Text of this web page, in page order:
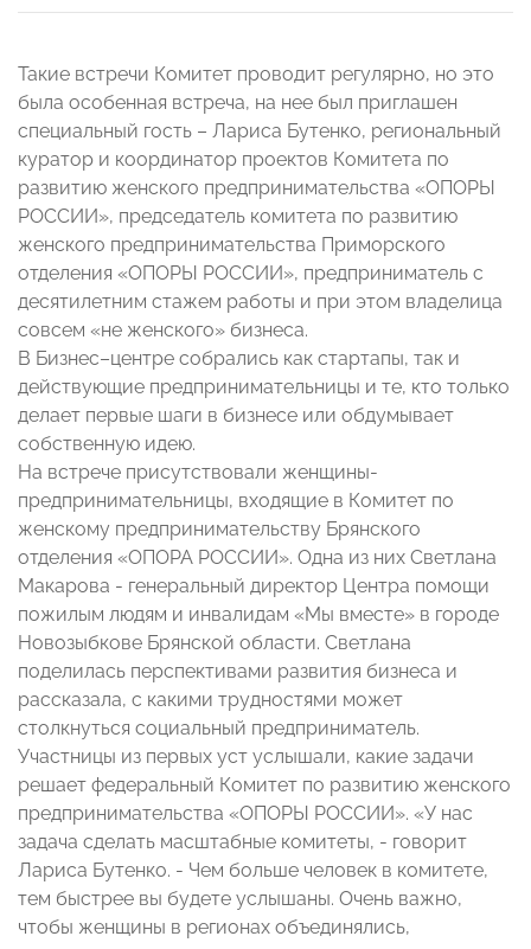
Такие встречи Комитет проводит регулярно, но это
была особенная встреча, на нее был приглашен
специальный гость – Лариса Бутенко, региональный
куратор и координатор проектов Комитета по
развитию женского предпринимательства «ОПОРЫ
РОССИИ», председатель комитета по развитию
женского предпринимательства Приморского
отделения «ОПОРЫ РОССИИ», предприниматель с
десятилетним стажем работы и при этом владелица
совсем «не женского» бизнеса.
В Бизнес–центре собрались как стартапы, так и
действующие предпринимательницы и те, кто только
делает первые шаги в бизнесе или обдумывает
собственную идею.
На встрече присутствовали женщины-
предпринимательницы, входящие в Комитет по
женскому предпринимательству Брянского
отделения «ОПОРА РОССИИ». Одна из них Светлана
Макарова - генеральный директор Центра помощи
пожилым людям и инвалидам «Мы вместе» в городе
Новозыбкове Брянской области. Светлана
поделилась перспективами развития бизнеса и
рассказала, с какими трудностями может
столкнуться социальный предприниматель.
Участницы из первых уст услышали, какие задачи
решает федеральный Комитет по развитию женского
предпринимательства «ОПОРЫ РОССИИ». «У нас
задача сделать масштабные комитеты, - говорит
Лариса Бутенко. - Чем больше человек в комитете,
тем быстрее вы будете услышаны. Очень важно,
чтобы женщины в регионах объединялись,